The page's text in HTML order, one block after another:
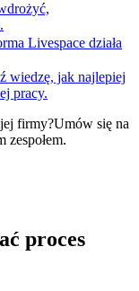
Livespace działa
wiedzę, jak najlepiej
pracy.
firmy?Umów się na
zespołem.
proces